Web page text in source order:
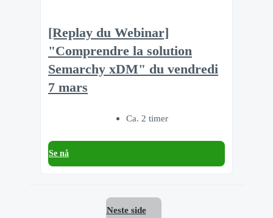
[Replay du Webinar]
"Comprendre la solution
Semarchy xDM" du vendredi
7 mars
Ca. 2 timer
Se nå
Neste side